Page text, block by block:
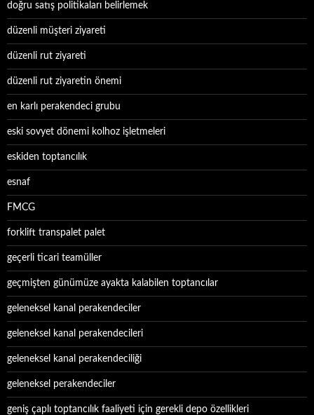
doğru satış politikaları belirlemek
düzenli müşteri ziyareti
düzenli rut ziyareti
düzenli rut ziyaretin önemi
en karlı perakendeci grubu
eski sovyet dönemi kolhoz işletmeleri
eskiden toptancılık
esnaf
FMCG
forklift transpalet palet
geçerli ticari teamüller
geçmişten günümüze ayakta kalabilen toptancılar
geleneksel kanal perakendeciler
geleneksel kanal perakendecileri
geleneksel kanal perakendeciliği
geleneksel perakendeciler
geniş çaplı toptancılık faaliyeti için gerekli depo özellikleri